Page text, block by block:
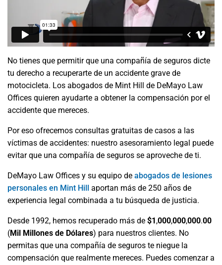
No tienes que permitir que una compañía de seguros dicte
tu derecho a recuperarte de un accidente grave de
motocicleta. Los abogados de Mint Hill de DeMayo Law
Offices quieren ayudarte a obtener la compensación por el
accidente que mereces.
Por eso ofrecemos consultas gratuitas de casos a las
víctimas de accidentes: nuestro asesoramiento legal puede
evitar que una compañía de seguros se aproveche de ti.
DeMayo Law Offices y su equipo de abogados de lesiones
personales en Mint Hill aportan más de 250 años de
experiencia legal combinada a tu búsqueda de justicia.
Desde 1992, hemos recuperado más de $1,000,000,000.00
(Mil Millones de Dólares) para nuestros clientes. No
permitas que una compañía de seguros te niegue la
compensación que realmente mereces. Puedes comenzar a